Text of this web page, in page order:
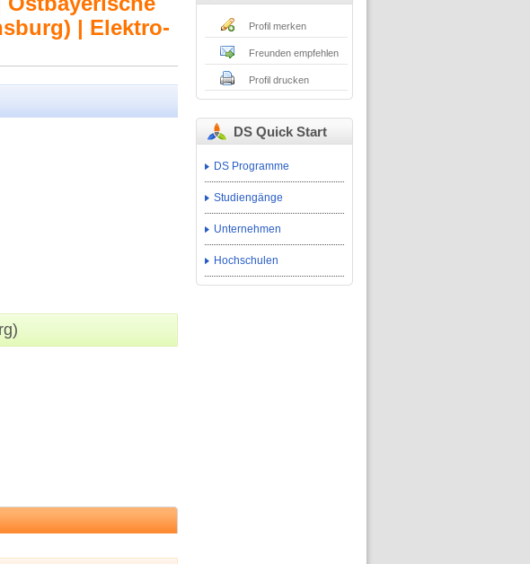
| Elektro-
Profil merken
Freunden empfehlen
Profil drucken
DS Quick Start
DS Programme
Studiengänge
Unternehmen
Hochschulen